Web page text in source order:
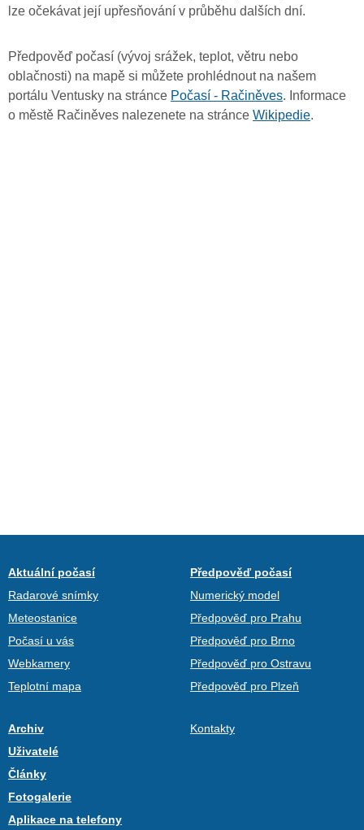
lze očekávat její upřesňování v průběhu dalších dní.
Předpověď počasí (vývoj srážek, teplot, větru nebo
oblačnosti) na mapě si můžete prohlédnout na našem
portálu Ventusky na stránce Počasí - Račiněves. Informace
o městě Račiněves nalezenete na stránce Wikipedie.
Aktuální počasí
Radarové snímky
Meteostanice
Počasí u vás
Webkamery
Teplotní mapa
Předpověď počasí
Numerický model
Předpověď pro Prahu
Předpověď pro Brno
Předpověď pro Ostravu
Předpověď pro Plzeň
Archiv
Uživatelé
Články
Fotogalerie
Aplikace na telefony
Kontakty